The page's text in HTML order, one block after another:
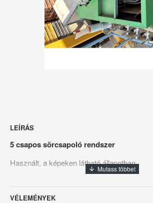
LEÍRÁS
5 csapos sörcsapoló rendszer
Használt, a képeken látható állapotban.
Beépített nagy teljesítményű italhűtő
VÉLEMÉNYEK